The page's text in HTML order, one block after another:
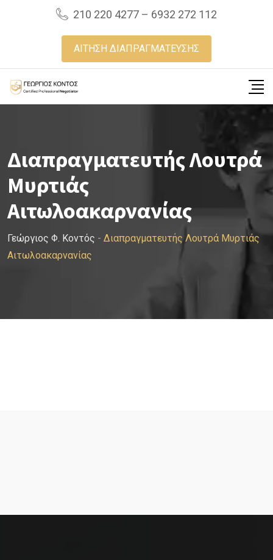
210 220 4277 – 6932 272 112
ΑΙΤΗΣΗ ΔΙΑΠΡΑΓΜΑΤΕΥΣΗΣ
Διαπραγματευτής Λουτρά
Μυρτιάς
Αιτωλοακαρνανίας
Γεώργιος Φ. Κοντός - Διαπραγματευτής Λουτρά Μυρτιάς
Αιτωλοακαρνανίας